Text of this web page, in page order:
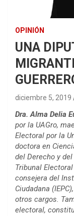
OPINIÓN
UNA
diciembre 5, 2019
Dra. Alma Delia
por la UAGro,
Electoral por la
doctora en
del Derecho y
Tribunal
consejera del
Ciudadana
otros cargos.
electoral,